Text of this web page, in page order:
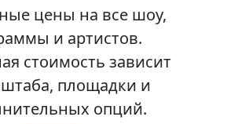
цены на все шоу,
и артистов.
стоимость зависит
площадки и
опций.